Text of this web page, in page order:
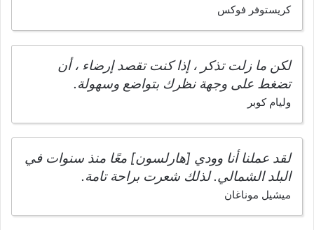
كريستوفر فوكس
لكن ما زلت تذكر ، إذا كنت تقصد إرضاء ، أن
تضغط على وجهة نظرك بتواضع وسهولة.
وليام كوبر
لقد عملنا أنا وودي [هارلسون] معًا منذ سنوات في
البلد الشمالي. لذلك شعرت براحة تامة.
ميشيل موناغان